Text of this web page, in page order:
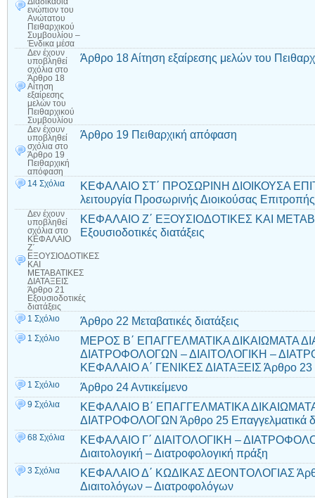
ενώπιον του
Ανώτατου
Πειθαρχικού
Συμβουλίου –
Ένδικα μέσα
Δεν έχουν
υποβληθεί
σχόλια στο
Άρθρο 18
Αίτηση
εξαίρεσης
μελών του
Πειθαρχικού
Συμβουλίου
Άρθρο 18 Αίτηση εξαίρεσης μελών του
Δεν έχουν
υποβληθεί
σχόλια στο
Άρθρο 19
Πειθαρχική
απόφαση
Άρθρο 19 Πειθαρχική απόφαση
14 Σχόλια
ΚΕΦΑΛΑΙΟ ΣΤ΄ ΠΡΟΣΩΡΙΝΗ ΔΙΟΙΚΟΥΣΑ
λειτουργία Προσωρινής Διοικούσας Επιτροπής
Δεν έχουν
υποβληθεί
σχόλια στο
ΚΕΦΑΛΑΙΟ
Ζ΄
ΕΞΟΥΣΙΟΔΟΤΙΚΕΣ
ΚΑΙ
ΜΕΤΑΒΑΤΙΚΕΣ
ΔΙΑΤΑΞΕΙΣ
Άρθρο 21
Εξουσιοδοτικές
διατάξεις
ΚΕΦΑΛΑΙΟ Ζ΄ ΕΞΟΥΣΙΟΔΟΤΙΚΕΣ ΚΑΙ
Εξουσιοδοτικές διατάξεις
1 Σχόλιο Άρθρο 22 Μεταβατικές διατάξεις
1 Σχόλιο
ΜΕΡΟΣ Β΄ ΕΠΑΓΓΕΛΜΑΤΙΚΑ ΔΙΚΑΙΩΜΑΤΑ
ΔΙΑΤΡΟΦΟΛΟΓΩΝ – ΔΙΑΙΤΟΛΟΓΙΚΗ –
ΚΕΦΑΛΑΙΟ Α΄ ΓΕΝΙΚΕΣ ΔΙΑΤΑΞΕΙΣ Άρθρο 23
1 Σχόλιο Άρθρο 24 Αντικείμενο
9 Σχόλια
ΚΕΦΑΛΑΙΟ Β΄ ΕΠΑΓΓΕΛΜΑΤΙΚΑ
ΔΙΑΤΡΟΦΟΛΟΓΩΝ Άρθρο 25 Επαγγελματικά
68 Σχόλια
ΚΕΦΑΛΑΙΟ Γ΄ ΔΙΑΙΤΟΛΟΓΙΚΗ –
Διαιτολογική – Διατροφολογική πράξη
3 Σχόλια
ΚΕΦΑΛΑΙΟ Δ΄ ΚΩΔΙΚΑΣ ΔΕΟΝΤΟΛΟΓΙΑΣ
Διαιτολόγων – Διατροφολόγων